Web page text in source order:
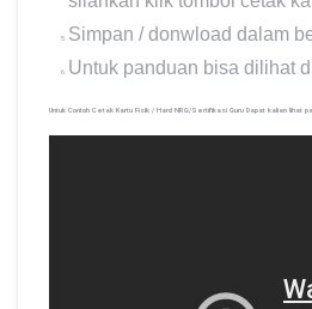
Simpan / donwload dalam
Untuk panduan bisa dilihat
Untuk Contoh Cetak Kartu Fisik / Hard NRG/Sertifikasi Guru Dapat kalian lihat